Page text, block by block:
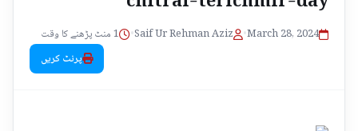
March 28, 2024
•
Saif Ur Rehman Aziz
•
1 منٹ پڑھنے کا وقت
پرنٹ کریں